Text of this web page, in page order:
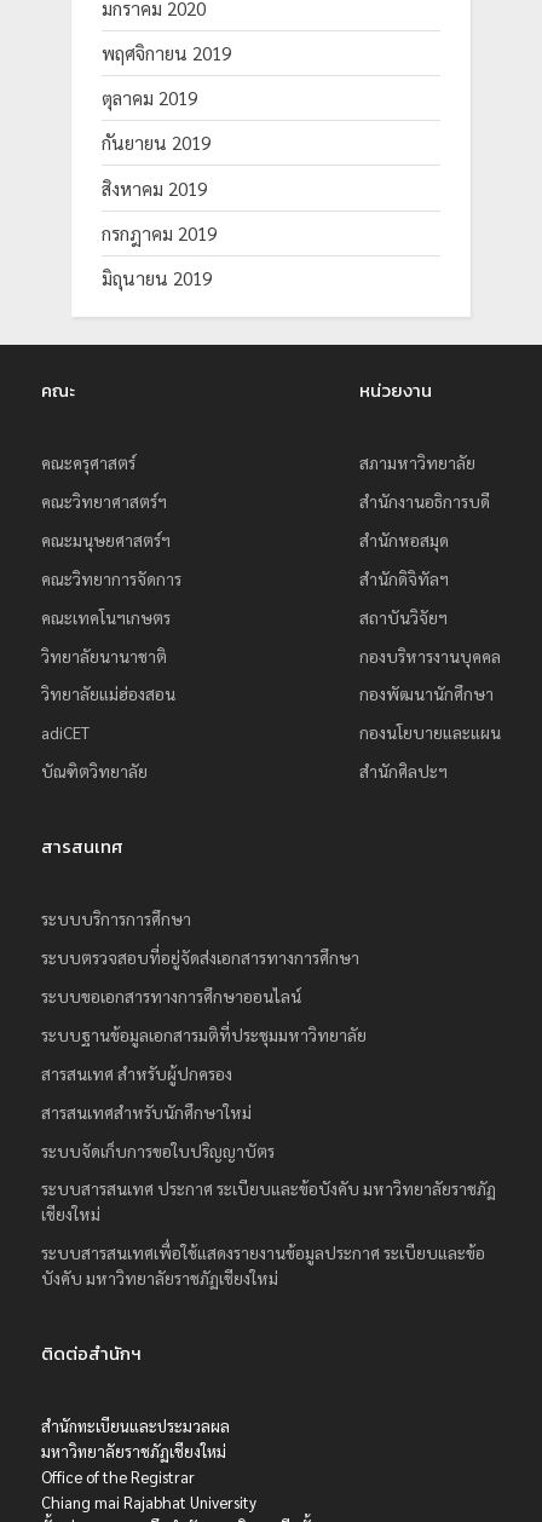
มกราคม 2020
พฤศจิกายน 2019
ตุลาคม 2019
กันยายน 2019
สิงหาคม 2019
กรกฎาคม 2019
มิถุนายน 2019
คณะ
คณะครุศาสตร์
คณะวิทยาศาสตร์ฯ
คณะมนุษยศาสตร์ฯ
คณะวิทยาการจัดการ
คณะเทคโนฯเกษตร
วิทยาลัยนานาชาติ
วิทยาลัยแม่ฮ่องสอน
adiCET
บัณฑิตวิทยาลัย
หน่วยงาน
สภามหาวิทยาลัย
สำนักงานอธิการบดี
สำนักหอสมุด
สำนักดิจิทัลฯ
สถาบันวิจัยฯ
กองบริหารงานบุคคล
กองพัฒนานักศึกษา
กองนโยบายและแผน
สำนักศิลปะฯ
สารสนเทศ
ระบบบริการการศึกษา
ระบบตรวจสอบที่อยู่จัดส่งเอกสารทางการศึกษา
ระบบขอเอกสารทางการศึกษาออนไลน์
ระบบฐานข้อมูลเอกสารมติที่ประชุมมหาวิทยาลัย
สารสนเทศ สำหรับผู้ปกครอง
สารสนเทศสำหรับนักศึกษาใหม่
ระบบจัดเก็บการขอใบปริญญาบัตร
ระบบสารสนเทศ ประกาศ ระเบียบและข้อบังคับ มหาวิทยาลัยราชภัฏ
เชียงใหม่
ระบบสารสนเทศเพื่อใช้แสดงรายงานข้อมูลประกาศ ระเบียบและข้อ
บังคับ มหาวิทยาลัยราชภัฏเชียงใหม่
ติดต่อสำนักฯ
สำนักทะเบียนและประมวลผล
มหาวิทยาลัยราชภัฏเชียงใหม่
Office of the Registrar
Chiang mai Rajabhat University